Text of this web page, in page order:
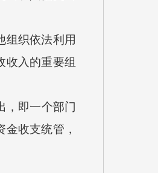
织依法利用
收入的重要组
即一个部门
收支统管，